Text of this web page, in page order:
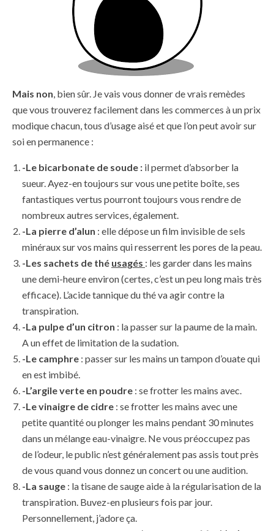
Mais non, bien sûr. Je vais vous donner de vrais remèdes
que vous trouverez facilement dans les commerces à un prix
modique chacun, tous d’usage aisé et que l’on peut avoir sur
soi en permanence :
-Le bicarbonate de soude : il permet d’absorber la
sueur. Ayez-en toujours sur vous une petite boîte, ses
fantastiques vertus pourront toujours vous rendre de
nombreux autres services, également.
-La pierre d’alun : elle dépose un film invisible de sels
minéraux sur vos mains qui resserrent les pores de la peau.
-Les sachets de thé usagés : les garder dans les mains
une demi-heure environ (certes, c’est un peu long mais très
efficace). L’acide tannique du thé va agir contre la
transpiration.
-La pulpe d’un citron : la passer sur la paume de la main.
A un effet de limitation de la sudation.
-Le camphre : passer sur les mains un tampon d’ouate qui
en est imbibé.
-L’argile verte en poudre : se frotter les mains avec.
-Le vinaigre de cidre : se frotter les mains avec une
petite quantité ou plonger les mains pendant 30 minutes
dans un mélange eau-vinaigre. Ne vous préoccupez pas
de l’odeur, le public n’est généralement pas assis tout près
de vous quand vous donnez un concert ou une audition.
-La sauge : la tisane de sauge aide à la régularisation de la
transpiration. Buvez-en plusieurs fois par jour.
Personnellement, j’adore ça.